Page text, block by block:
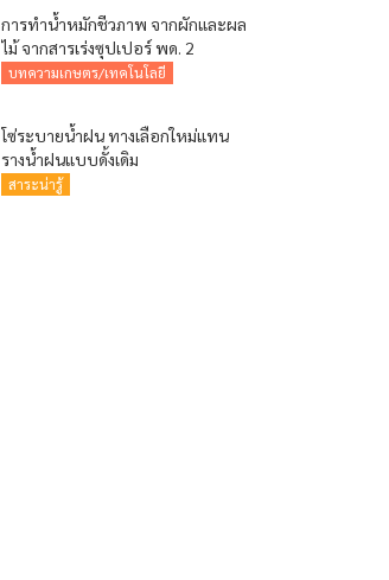
การทำน้ำหมักชีวภาพ จากผักและผล
ไม้ จากสารเร่งซุปเปอร์ พด. 2
บทความเกษตร/เทคโนโลยี
โซ่ระบายน้ำฝน ทางเลือกใหม่แทน
รางน้ำฝนแบบดั้งเดิม
สาระน่ารู้